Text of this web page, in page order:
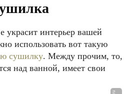
украсит интерьер вашей
использовать вот такую
сушилку. Между прочим, то,
над ванной, имеет свои